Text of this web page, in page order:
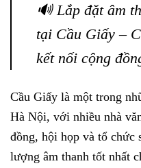
🔊 Lắp đặt âm
tại Cầu Giấy –
kết nối cộng
Cầu Giấy là một trong
Hà Nội, với nhiều nhà
đồng, hội họp và tổ chức
lượng âm thanh tốt nhất